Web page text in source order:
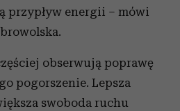
przypływ energii – mówi
obserwują poprawę
pogorszenie. Lepsza
swoboda ruchu